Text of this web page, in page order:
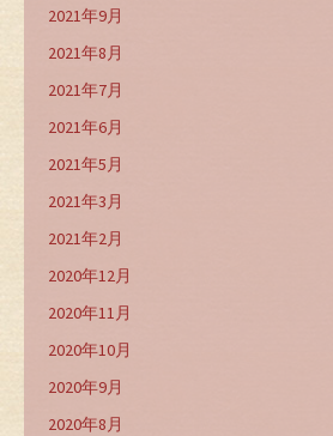
2021年9月
2021年8月
2021年7月
2021年6月
2021年5月
2021年3月
2021年2月
2020年12月
2020年11月
2020年10月
2020年9月
2020年8月